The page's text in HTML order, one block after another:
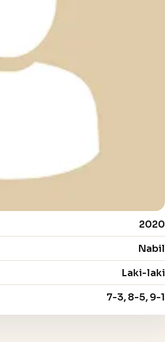
2020
Nabil
Laki-laki
7-3, 8-5, 9-1